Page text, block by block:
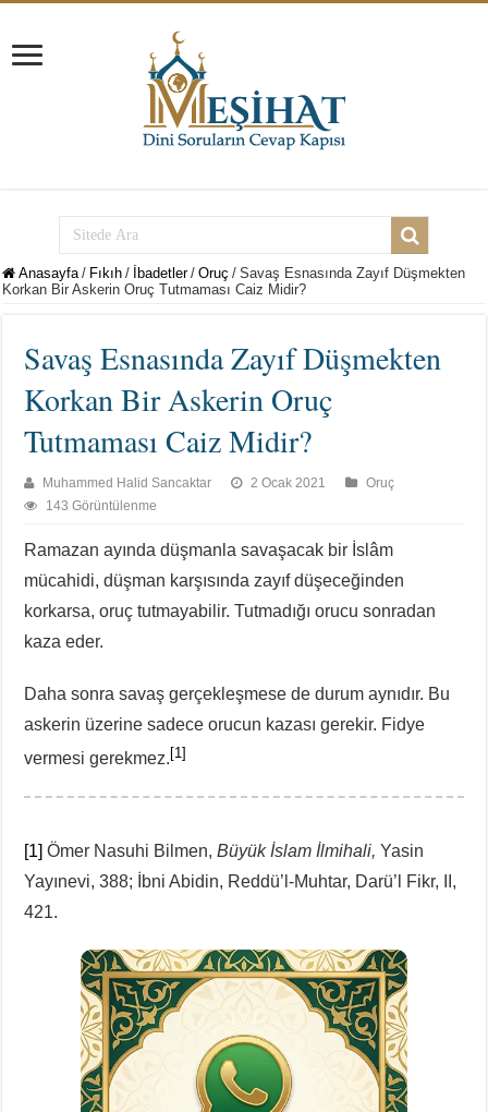
Anasayfa / Fıkıh / İbadetler / Oruç / Savaş Esnasında Zayıf Düşmekten
Korkan Bir Askerin Oruç Tutmaması Caiz Midir?
Savaş Esnasında Zayıf Düşmekten
Korkan Bir Askerin Oruç
Tutmaması Caiz Midir?
Muhammed Halid Sancaktar 2 Ocak 2021
Oruç
143 Görüntülenme
Ramazan ayında düşmanla savaşacak bir İslâm
mücahidi, düşman karşısında zayıf düşeceğinden
korkarsa, oruç tutmayabilir. Tutmadığı orucu sonradan
kaza eder.
Daha sonra savaş gerçekleşmese de durum aynıdır. Bu
askerin üzerine sadece orucun kazası gerekir. Fidye
vermesi gerekmez. [1]
[1] Ömer Nasuhi Bilmen,Büyük İslam İlmihali, Yasin
Yayınevi, 388; İbni Abidin, Reddü’l-Muhtar, Darü’l Fikr, II,
421.